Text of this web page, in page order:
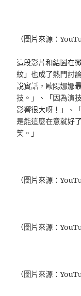
（圖片來源：
這段影片和結圖在
紋」也成了熱門討
說實話，歐陽娜娜
技。」、「因為演
影響很大呀！」、
是能這麼在意就好
笑。」
（圖片來源：
（圖片來源：
（圖片來源：